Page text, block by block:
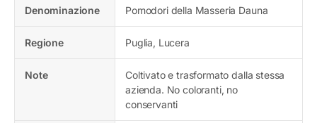
Denominazione Pomodori della Masseria Dauna
Regione Puglia, Lucera
Note
Coltivato e trasformato dalla stessa
azienda. No coloranti, no
conservanti